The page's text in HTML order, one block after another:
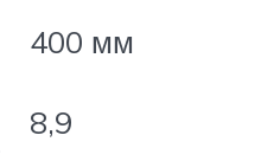
400 мм
8,9